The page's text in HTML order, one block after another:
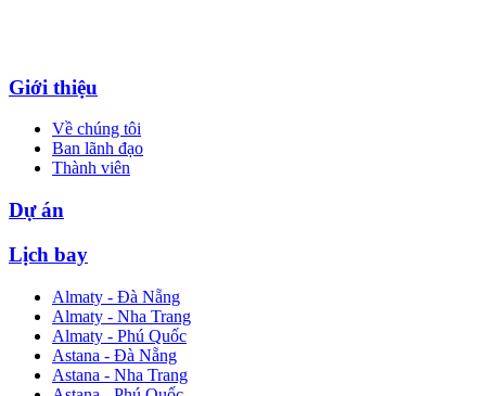
Giới thiệu
Về chúng tôi
Ban lãnh đạo
Thành viên
Dự án
Lịch bay
Almaty - Đà Nẵng
Almaty - Nha Trang
Almaty - Phú Quốc
Astana - Đà Nẵng
Astana - Nha Trang